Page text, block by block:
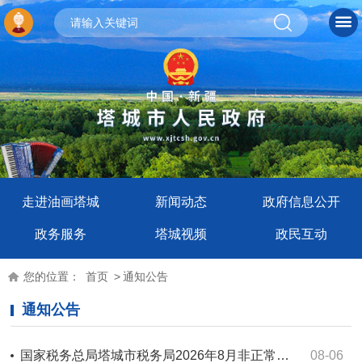
走进油画塔城 新闻动态 政府信息公开
政务服务 塔城视频 政民互动
您的位置： 首页 >通知公告
通知公告
08-06
国家税务总局塔城市税务局2026年8月非正常户公告